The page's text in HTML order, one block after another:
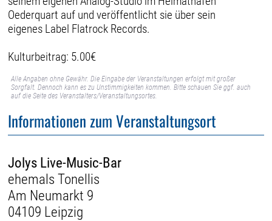
Oederquart auf und veröffentlicht sie über sein
eigenes Label Flatrock Records.
Kulturbeitrag: 5.00€
Alle Angaben ohne Gewähr. Die Eingabe der Veranstaltungen erfolgt mit großer
Sorgfalt. Dennoch kann es zu Unstimmigkeiten kommen. Bitte schauen Sie ggf. auch
auf die Seite des Veranstalters/Veranstaltungsortes.
Informationen zum Veranstaltungsort
Jolys Live-Music-Bar
ehemals Tonellis
Am Neumarkt 9
04109 Leipzig